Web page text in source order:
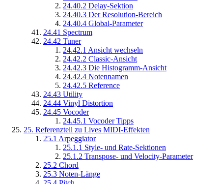
24.40.2 Delay-Sektion
24.40.3 Der Resolution-Bereich
24.40.4 Global-Parameter
24.41 Spectrum
24.42 Tuner
24.42.1 Ansicht wechseln
24.42.2 Classic-Ansicht
24.42.3 Die Histogramm-Ansicht
24.42.4 Notennamen
24.42.5 Reference
24.43 Utility
24.44 Vinyl Distortion
24.45 Vocoder
24.45.1 Vocoder Tipps
25. Referenzteil zu Lives MIDI-Effekten
25.1 Arpeggiator
25.1.1 Style- und Rate-Sektionen
25.1.2 Transpose- und Velocity-Parameter
25.2 Chord
25.3 Noten-Länge